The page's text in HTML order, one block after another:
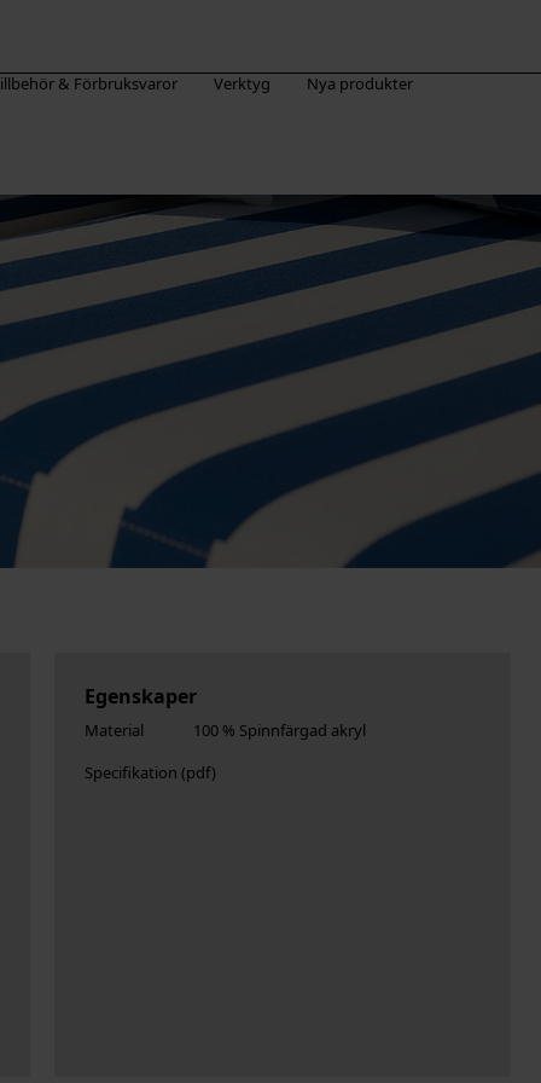
& Förbruksvaror Verktyg Nya produkter
Egenskaper
Material
100 % Spinnfärgad akryl
Specifikation